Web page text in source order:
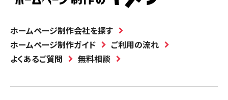
ホームページ制作会社を探す
ホームページ制作ガイド
ご利用の流れ
よくあるご質問
無料相談